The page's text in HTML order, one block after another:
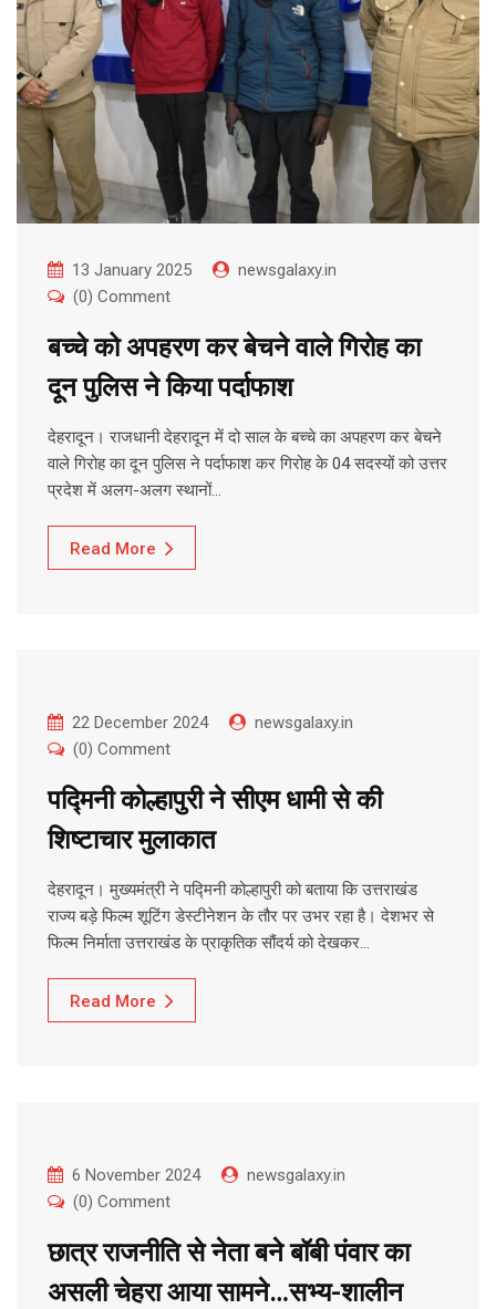
13 January 2025
newsgalaxy.in
(0) Comment
बच्चे को अपहरण कर बेचने वाले गिरोह का
दून पुलिस ने किया पर्दाफाश
देहरादून। राजधानी देहरादून में दो साल के बच्चे का अपहरण कर बेचने
वाले गिरोह का दून पुलिस ने पर्दाफाश कर गिरोह के 04 सदस्यों को उत्तर
प्रदेश में अलग-अलग स्थानों…
Read More
22 December 2024
newsgalaxy.in
(0) Comment
पद्मिनी कोल्हापुरी ने सीएम धामी से की
शिष्टाचार मुलाकात
देहरादून। मुख्यमंत्री ने पद्मिनी कोल्हापुरी को बताया कि उत्तराखंड
राज्य बड़े फिल्म शूटिंग डेस्टीनेशन के तौर पर उभर रहा है। देशभर से
फिल्म निर्माता उत्तराखंड के प्राकृतिक सौंदर्य को देखकर…
Read More
6 November 2024
newsgalaxy.in
(0) Comment
छात्र राजनीति से नेता बने बॉबी पंवार का
असली चेहरा आया सामने…सभ्य-शालीन